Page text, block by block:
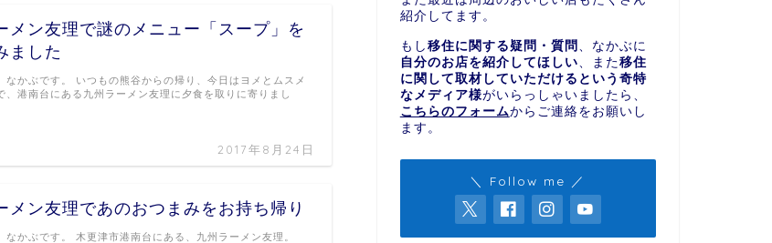
メン友理で謎のメニュー「スープ」を
ました
2017年8月24日
なかぶです。 いつもの熊谷からの帰り、今日はヨメとムスメ
、港南台にある九州ラーメン友理に夕食を取りに寄りまし
メン友理であのおつまみをお持ち帰り
なかぶです。 木更津市港南台にある、九州ラーメン友理。
紹介してます。
もし 移住に関する疑問・質問
、なかぶに
自分のお店を紹介してほしい 、また移住
に関して取材していただけるという奇特
なメディア様がいらっしゃいましたら、
こちらのフォームからご連絡をお願いし
ます。
＼ Follow me ／